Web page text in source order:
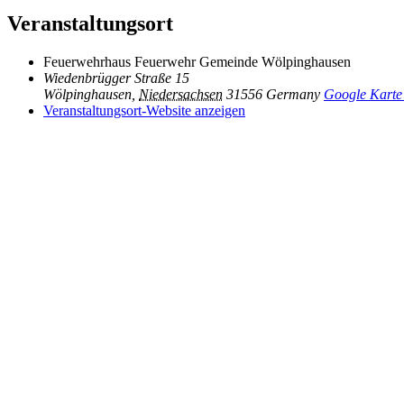
Veranstaltungsort
Feuerwehrhaus Feuerwehr Gemeinde Wölpinghausen
Wiedenbrügger Straße 15
Wölpinghausen Niedersachsen 31556 Germany Google
Veranstaltungsort-Website anzeigen